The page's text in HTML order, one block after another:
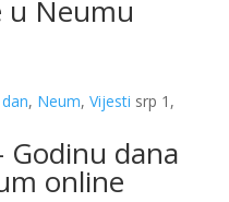
u Neumu
, Neum, Vijesti srp 1,
Godinu dana
online